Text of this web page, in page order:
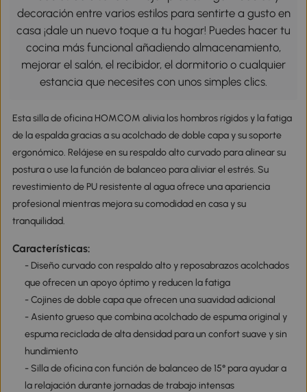
decoración entre varios estilos para sentirte a gusto en
casa ¡dale un nuevo toque a tu hogar! Puedes hacer tu
cocina más funcional añadiendo almacenamiento,
mejorar el salón, el recibidor, el dormitorio o cualquier
estancia que necesites con unos simples clics.
Esta silla de oficina HOMCOM alivia los hombros rígidos y la fatiga
de la espalda gracias a su acolchado de doble capa y su soporte
ergonómico. Relájese en su respaldo alto curvado para alinear su
postura o use la función de balanceo para aliviar el estrés. Su
revestimiento de PU resistente al agua ofrece una apariencia
profesional mientras mejora su comodidad en casa y su
tranquilidad.
Características:
- Diseño curvado con respaldo alto y reposabrazos acolchados
que ofrecen un apoyo óptimo y reducen la fatiga
- Cojines de doble capa que ofrecen una suavidad adicional
- Asiento grueso que combina acolchado de espuma original y
espuma reciclada de alta densidad para un confort suave y sin
hundimiento
- Silla de oficina con función de balanceo de 15° para ayudar a
la relajación durante jornadas de trabajo intensas